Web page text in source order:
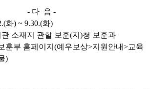
- 다 음 -
화) ~ 9.30.(화)
관 소재지 관할 보훈(지 )청 보훈과
훈부 홈페이지 (예우보상>지원안내>교육
)